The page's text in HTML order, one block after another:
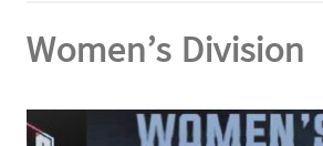
Women’s Division